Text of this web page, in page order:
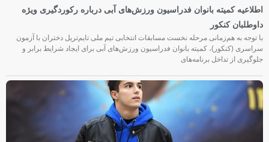
اطلاعیه کمیته بانوان فدراسیون ورزش‌های آبی درباره رکوردگیری ویژه
داوطلبان کنکور
با توجه به هم‌زمانی مرحله نخست مسابقات انتخابی تیم ملی تایم‌تریل دختران با آزمون
سراسری (کنکور)، کمیته بانوان فدراسیون ورزش‌های آبی برای ایجاد شرایط برابر و
جلوگیری از تداخل برنامه‌های